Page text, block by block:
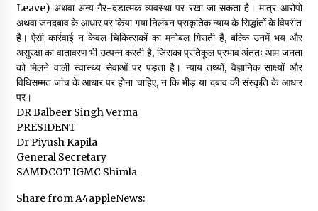
Leave) अथवा अन्य गैर-दंडात्मक व्यवस्था पर रखा जा सकता है। मात्र आरोपों
अथवा जनदबाव के आधार पर किया गया निलंबन प्राकृतिक न्याय के सिद्धांतों के विपरीत
है। ऐसी कार्रवाई न केवल चिकित्सकों का मनोबल गिराती है, बल्कि उनमें भय और
असुरक्षा का वातावरण भी उत्पन्न करती है, जिसका प्रतिकूल प्रभाव अंततः आम जनता
को मिलने वाली स्वास्थ्य सेवाओं पर पड़ता है। न्याय तथ्यों, वैज्ञानिक साक्ष्यों और
विधिसम्मत जांच के आधार पर होना चाहिए, न कि भीड़ या दबाव की संस्कृति के आधार
पर।
DR Balbeer Singh Verma
PRESIDENT
Dr Piyush Kapila
General Secretary
SAMDCOT IGMC Shimla
Share from A4appleNews: